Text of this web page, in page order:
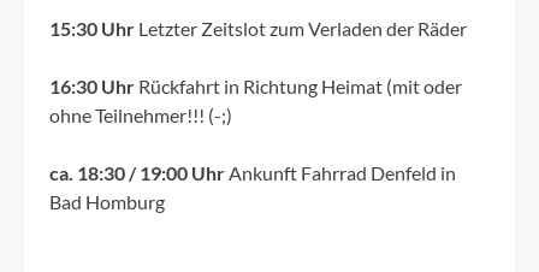
15:30 Uhr Letzter Zeitslot zum Verladen der Räder
16:30 Uhr Rückfahrt in Richtung Heimat (mit oder
ohne Teilnehmer!!! (-;)
ca. 18:30 / 19:00 Uhr Ankunft Fahrrad Denfeld in
Bad Homburg